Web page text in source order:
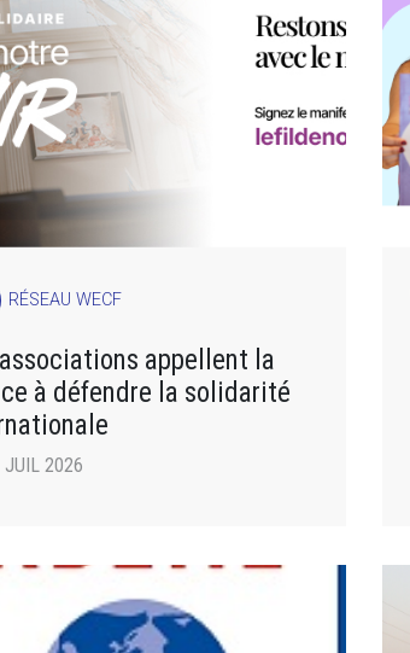
RÉSEAU WECF
appellent la
à défendre la solidarité
JUIL 2026